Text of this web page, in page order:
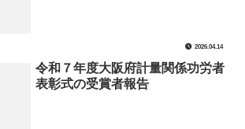
2026.04.14
令和７年度大阪府計量関係功労者
表彰式の受賞者報告